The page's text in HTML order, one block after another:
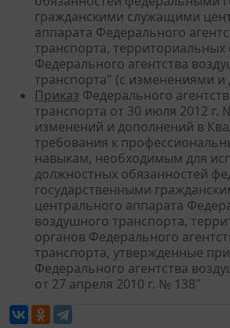
гражданскими служащими
аппарата Федерального
транспорта, территориальных
Федерального агентства
транспорта" (с изменениями
Приказ Федерального
транспорта от 30 июля 2012
изменений и дополнений в
требования к
навыкам, необходимым для
должностных обязанностей
государственными
центрального аппарата
воздушного транспорта,
органов Федерального
транспорта, утвержденные
Федерального агентства
от 27 апреля 2010 г. № 138"